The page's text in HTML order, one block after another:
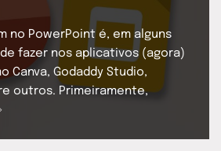
no PowerPoint é, em alguns
fazer nos aplicativos (agora)
Canva, Godaddy Studio,
outros. Primeiramente,